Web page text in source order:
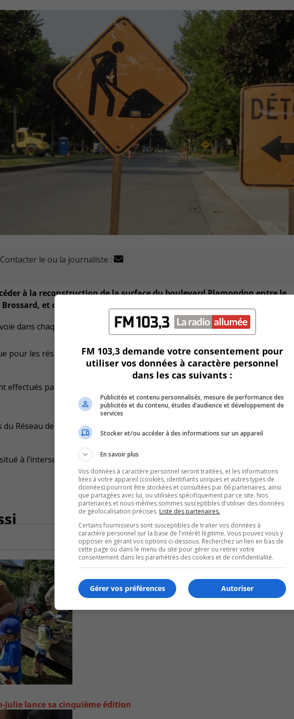
Contacter le ou la journaliste :
à la reconstruction de la surface du boulevard Plamondon entre le
et ce, dès le lundi 22 juillet.
dans chaque sens du côté du terre-plein où il n’y aura pas de travaux.
pour les résidents directement touchés par les travaux, sauf en cas de
effectués par phase afin d’entraîner le moins d’inconvénients possible aux
Réseau de transport de Longueuil (RTL) de la ligne 13 n’effectueront pas
à l’intersection des boulevards Simard et Plamondon.
Julie lance sa cinquième édition
FM 103,3 demande votre consentement pour
utiliser vos données à caractère personnel
dans les cas suivants :
Publicités et contenu personnalisés, mesure de performance des
publicités et du contenu, études d’audience et développement de
services
Stocker et/ou accéder à des informations sur un appareil
En savoir plus
Vos données à caractère personnel seront traitées, et les informations
liées à votre appareil (cookies, identifiants uniques et autres types de
données) pourront être stockées et consultées par 66 partenaires, ainsi
que partagées avec lui, ou utilisées spécifiquement par ce site. Nos
partenaires et nous-mêmes sommes susceptibles d'utiliser des données
de géolocalisation précises. Liste des partenaires.
Certains fournisseurs sont susceptibles de traiter vos données à
caractère personnel sur la base de l'intérêt légitime. Vous pouvez vous y
opposer en gérant vos options ci-dessous. Recherchez un lien en bas de
cette page ou dans le menu du site pour gérer ou retirer votre
consentement dans les paramètres des cookies et de confidentialité.
Autoriser
Gérer vos préférences